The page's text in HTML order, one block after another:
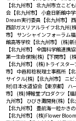
【北九州市】 北九州市立こど
会【北九州市】 小倉日新館中学
Dream実行委員【北九州市】
西部ガスリアルライフ北九州(
市】 サンシャインフォーラム福
館高等学校【北九州市】 (株)新
【北九州市】 全国科学館連携
第一生命保険(株)【下関市】 (
【北九州市】 (株)トライスター
市】 中邑和稔税理士事務所【北
サイクル(株)【北九州市】 ニビ
財)日本水道協会【東京都】 ハ
市】 (株)博報堂プロダクツ【福
九州市】 ひびき灘開発(株)【北
【北九州市】 豊前海一粒かき
【北九州市】 (株)Flower Bloom